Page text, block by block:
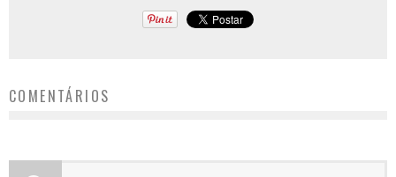
COMENTÁRIOS